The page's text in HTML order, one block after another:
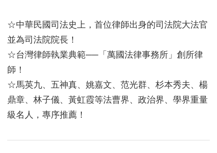
☆中華民國司法史上，首位律師出身的司法院大法官
並為司法院院長！
☆台灣律師執業典範──「萬國法律事務所」創所律
師！
☆馬英九、五神真、姚嘉文、范光群、杉本秀夫、楊
鼎章、林子儀、黃虹霞等法曹界、政治界、學界重量
級名人，專序推薦！